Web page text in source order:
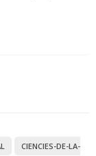
CIENCIES-DE-LA-